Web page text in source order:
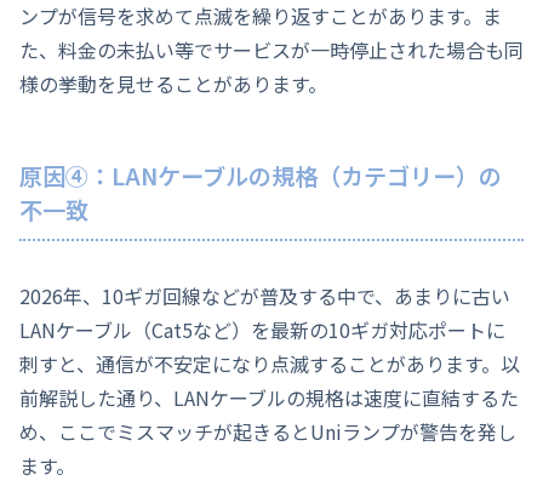
ンプが信号を求めて点滅を繰り返すことがあります。ま
た、料金の未払い等でサービスが一時停止された場合も同
様の挙動を見せることがあります。
原因④：LANケーブルの規格（カテゴリー）の
不一致
2026年、10ギガ回線などが普及する中で、あまりに古い
LANケーブル（Cat5など）を最新の10ギガ対応ポートに
刺すと、通信が不安定になり点滅することがあります。以
前解説した通り、LANケーブルの規格は速度に直結するた
め、ここでミスマッチが起きるとUniランプが警告を発し
ます。